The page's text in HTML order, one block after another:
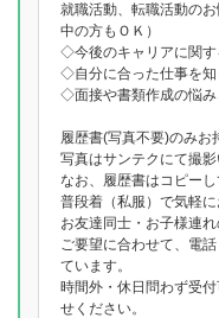
就職活動、転職活動の
中の方もＯＫ）
◇今後のキャリアに関す
◇自分に合った仕事を知
◇面接や書類作成の悩み
履歴書(写真不要)のみお
写真はサンテクにて撮影
なお、履歴書はコピーし
普段着（私服）で気軽に
お友達同士・お子様連
ご要望に合わせて、電
ています。
時間外・休日問わず受
せください。